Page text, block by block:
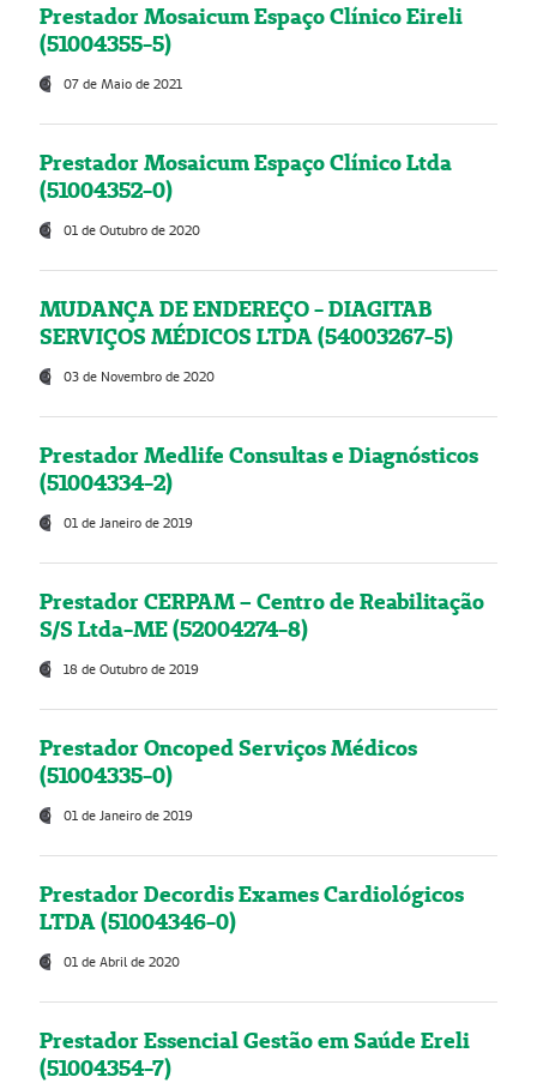
Prestador Mosaicum Espaço Clínico Eireli
(51004355-5)
07 de Maio de 2021
Prestador Mosaicum Espaço Clínico Ltda
(51004352-0)
01 de Outubro de 2020
MUDANÇA DE ENDEREÇO - DIAGITAB
SERVIÇOS MÉDICOS LTDA (54003267-5)
03 de Novembro de 2020
Prestador Medlife Consultas e Diagnósticos
(51004334-2)
01 de Janeiro de 2019
Prestador CERPAM – Centro de Reabilitação
S/S Ltda-ME (52004274-8)
18 de Outubro de 2019
Prestador Oncoped Serviços Médicos
(51004335-0)
01 de Janeiro de 2019
Prestador Decordis Exames Cardiológicos
LTDA (51004346-0)
01 de Abril de 2020
Prestador Essencial Gestão em Saúde Ereli
(51004354-7)